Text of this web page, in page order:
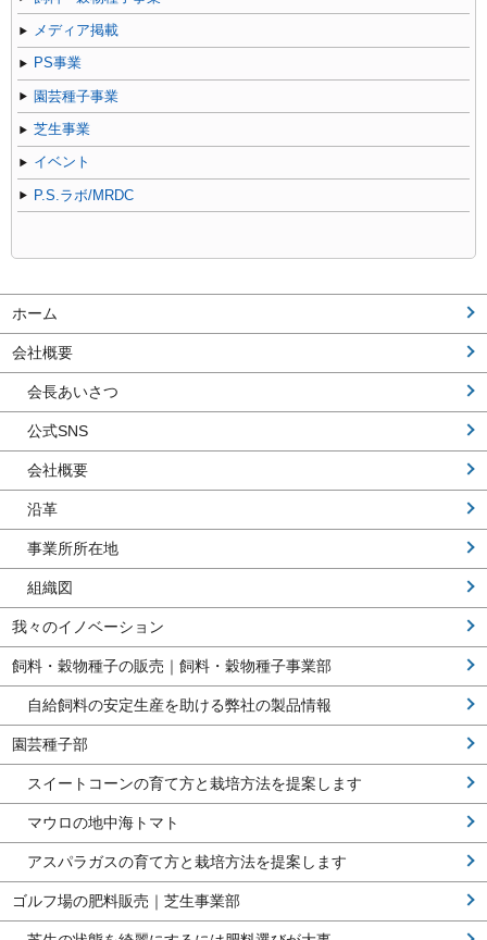
メディア掲載
PS事業
園芸種子事業
芝生事業
イベント
P.S.ラボ/MRDC
ホーム
会社概要
会長あいさつ
公式SNS
会社概要
沿革
事業所所在地
組織図
我々のイノベーション
飼料・穀物種子の販売｜飼料・穀物種子事業部
自給飼料の安定生産を助ける弊社の製品情報
園芸種子部
スイートコーンの育て方と栽培方法を提案します
マウロの地中海トマト
アスパラガスの育て方と栽培方法を提案します
ゴルフ場の肥料販売｜芝生事業部